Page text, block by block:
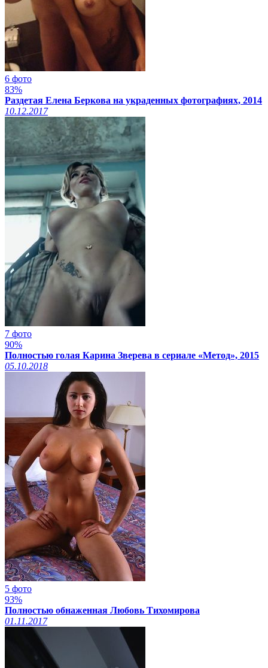
6 фото
83%
Раздетая Елена Беркова на украденных фотографиях, 2014
10.12.2017
7 фото
90%
Полностью голая Карина Зверева в сериале «Метод», 2015
05.10.2018
5 фото
93%
Полностью обнаженная Любовь Тихомирова
01.11.2017